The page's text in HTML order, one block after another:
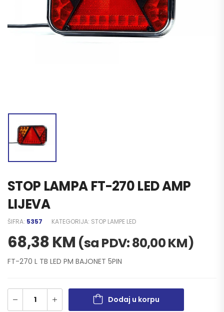
STOP LAMPA FT-270 LED AMP
LIJEVA
ŠIFRA: 5357 KATEGORIJA: STOP LAMPE LED
68,38KM (sa PDV:80,00KM)
FT-270 L TB LED PM BAJONET 5PIN
Dodaj u korpu